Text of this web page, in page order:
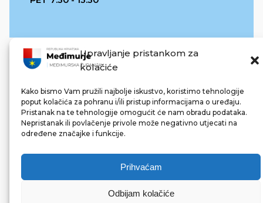
Upravljanje pristankom za
kolačiće
Kako bismo Vam pružili najbolje iskustvo, koristimo tehnologije
poput kolačića za pohranu i/ili pristup informacijama o uređaju.
Pristanak na te tehnologije omogućit će nam obradu podataka.
Nepristanak ili povlačenje privole može negativno utjecati na
određene značajke i funkcije.
Prihvaćam
Odbijam kolačiće
REPUBLIKA HRVATSKA
© 2022 Međimurska županija. Sva prava pridržana.